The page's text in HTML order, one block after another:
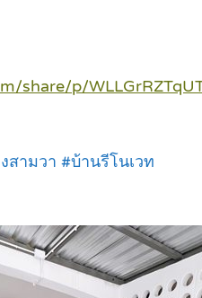
share/p/
ามวา #บ้านรีโนเวท